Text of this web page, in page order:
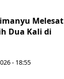
Melesat
Dua Kali di
- 18:55